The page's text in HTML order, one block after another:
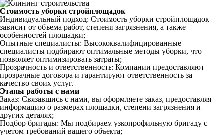
Стоимость уборки стройплощадок
Индивидуальный подход: Стоимость уборки стройплощадок
зависит от объема работ, степени загрязнения, а также
особенностей площадки;
Опытные специалисты: Высококвалифицированные
специалисты подбирают оптимальные методы уборки, что
позволяет оптимизировать затраты;
Прозрачность и ответственность: Компании предоставляют
прозрачные договора и гарантируют ответственность за
качество своих услуг.
Этапы работы с нами
Заказ: Связавшись с нами, вы оформляете заказ, предоставляя
информацию о размерах площадки, степени загрязнения и
других деталях;
Подбор бригады: Мы подбираем узкопрофильную бригаду с
учетом требований вашего объекта;